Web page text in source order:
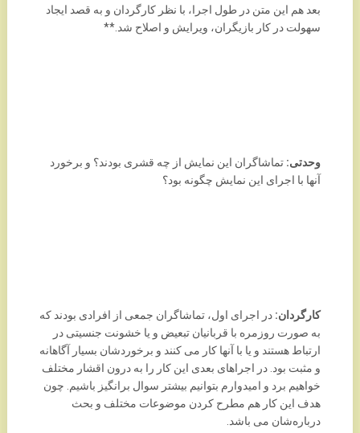
بعد هم این متن در طول اجرا، با نظر کارگردان و به قصد ایجاد
سهولت در کار بازیگران، ویرایش و اصلاح شد.**
وحدتی: تماشاگران این نمایش از چه قشری بودند؟ و برخورد
آنها با اجرای این نمایش چگونه بود؟
کارگردان: در اجرای اول، تماشاگران جمعی از افرادی بودند که
به صورت روزمره با قربانیان تبعیض و یا خشونت جنسیتی در
ارتباط هستند و یا با آنها کار می کنند و برخوردشان بسیار آگاهانه
و مثبت بود. در اجراهای بعدی این کار را به درون اقشار مختلف
خواهیم برد و امیدوارم بتوانیم بیشتر سوال برانگیز باشیم. چون
هدف این کار هم مطرح کردن موضوعات مختلف و بحث
درباره‌شان می باشد.